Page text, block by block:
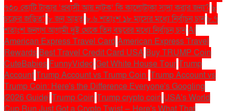
৭৩০ কোটি টাকার ‘প্রবাসী আয় নাটক’ কি কালোটাকা সাদা করার জন্য? ৮
চক্রের জড়িত" ৮ জন আহত৮.৬ শতাংশ ১৮ মাসের মধ্যে নির্বাচন চান৮.৭
শতাংশ জনগণ আগামী দুই থেকে তিন বছরের মধ্যে নির্বাচন চানAI
American Express Travel Card American Express Travel
Rewards Best Travel Credit Card USA Buy TRUMP Coin
CuteBabies FunnyVideo Get White House TourTrump
AccountTrump Account vs Trump Coin:Trump Account vs
Trump Coin: Here's the Difference Everyone's Googling
(2026 Guide)Trump Coin Trump crypto coin USA's World